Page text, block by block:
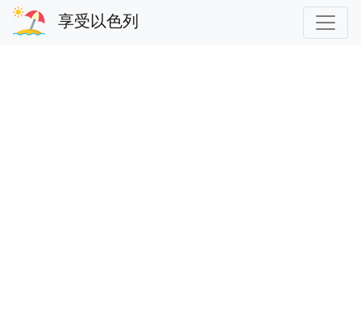
享受以色列